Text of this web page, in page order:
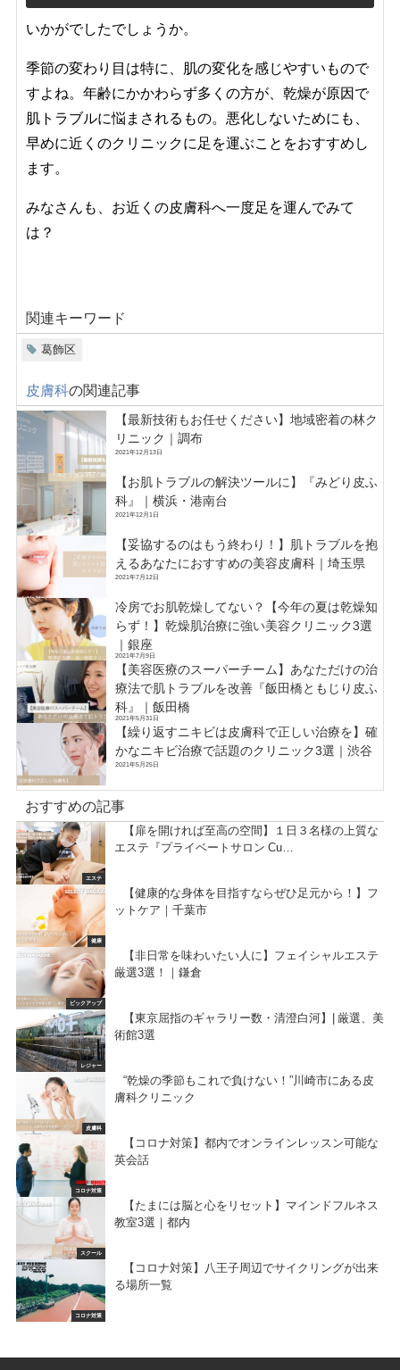
いかがでしたでしょうか。
季節の変わり目は特に、肌の変化を感じやすいもので
すよね。年齢にかかわらず多くの方が、乾燥が原因で
肌トラブルに悩まされるもの。悪化しないためにも、
早めに近くのクリニックに足を運ぶことをおすすめし
ます。
みなさんも、お近くの皮膚科へ一度足を運んでみて
は？
関連キーワード
葛飾区
皮膚科の関連記事
【最新技術もお任せください】地域密着の林ク
リニック｜調布
2021年12月13日
【お肌トラブルの解決ツールに】『みどり皮ふ
科』｜横浜・港南台
2021年12月1日
【妥協するのはもう終わり！】肌トラブルを抱
えるあなたにおすすめの美容皮膚科｜埼玉県
2021年7月12日
冷房でお肌乾燥してない？【今年の夏は乾燥知
らず！】乾燥肌治療に強い美容クリニック3選
｜銀座
2021年7月9日
【美容医療のスーパーチーム】あなただけの治
療法で肌トラブルを改善『飯田橋ともじり皮ふ
科』｜飯田橋
2021年5月31日
【繰り返すニキビは皮膚科で正しい治療を】確
かなニキビ治療で話題のクリニック3選｜渋谷
2021年5月25日
おすすめの記事
エステ
【扉を開ければ至高の空間】１日３名様の上質な
エステ『プライベートサロン Cu…
健康
【健康的な身体を目指すならぜひ足元から！】フ
ットケア｜千葉市
ピックアップ
【非日常を味わいたい人に】フェイシャルエステ
厳選3選！｜鎌倉
レジャー
【東京屈指のギャラリー数・清澄白河】| 厳選、美
術館3選
皮膚科
“乾燥の季節もこれで負けない！”川崎市にある皮
膚科クリニック
コロナ対策
【コロナ対策】都内でオンラインレッスン可能な
英会話
スクール
【たまには脳と心をリセット】マインドフルネス
教室3選｜都内
コロナ対策
【コロナ対策】八王子周辺でサイクリングが出来
る場所一覧